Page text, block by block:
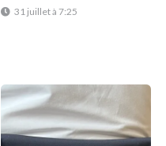
31 juillet à 7:25